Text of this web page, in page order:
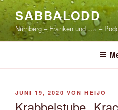
Zum
Inhalt
springen
SABBALODD
Nürnberg – Franken und …. –
VERÖFFENTLICHT
JUNI 19, 2020 VON HEIJO